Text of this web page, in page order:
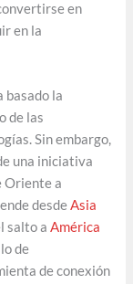
en
en la
basado la
de las
Sin embargo,
una iniciativa
Oriente a
desdeAsia
salto aAmérica
de
de conexión